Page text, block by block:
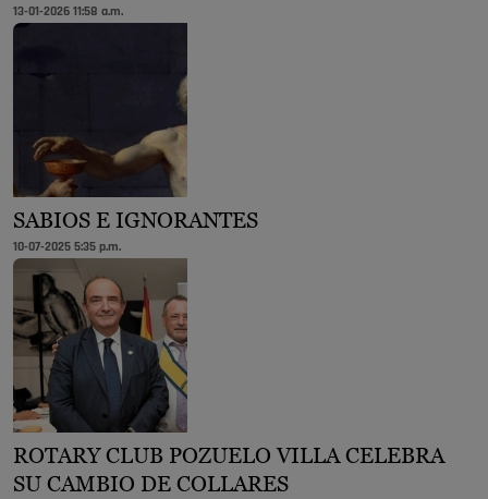
13-01-2026 11:58 a.m.
SABIOS E IGNORANTES
10-07-2025 5:35 p.m.
ROTARY CLUB POZUELO VILLA CELEBRA
SU CAMBIO DE COLLARES